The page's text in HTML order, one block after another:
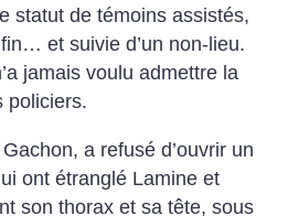
statut de témoins assistés,
fin… et suivie d’un non-lieu.
jamais voulu admettre la
policiers.
a refusé d’ouvrir un
ont étranglé Lamine et
son thorax et sa tête, sous